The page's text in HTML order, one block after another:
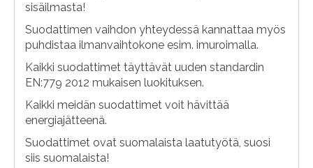
sisäilmasta!
Suodattimen vaihdon yhteydessä kannattaa myös
puhdistaa ilmanvaihtokone esim. imuroimalla.
Kaikki suodattimet täyttävät uuden standardin
EN:779 2012 mukaisen luokituksen.
Kaikki meidän suodattimet voit hävittää
energiajätteenä.
Suodattimet ovat suomalaista laatutyötä, suosi
siis suomalaista!